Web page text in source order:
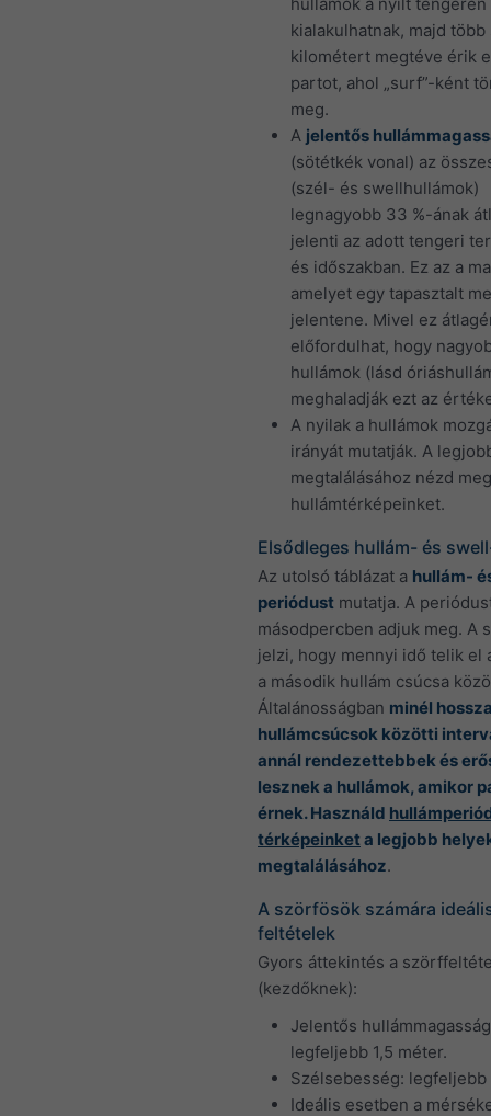
kialakulhatnak, majd több
kilométert megtéve érik
partot, ahol „surf”-ként
meg.
A jelentős
(sötétkék vonal) az
(szél- és swellhullámok)
legnagyobb 33 %-ának
jelenti az adott tengeri
és időszakban. Ez az a
amelyet egy tapasztalt
jelentene. Mivel ez
előfordulhat, hogy
hullámok (lásd
meghaladják ezt az
A nyilak a hullámok
irányát mutatják. A
megtalálásához nézd meg
hullámtérképeinket.
Elsődleges hullám- és
Az utolsó táblázat a hullám-
periódust mutatja. A
másodpercben adjuk meg. A
jelzi, hogy mennyi idő telik el
a második hullám csúcsa
Általánosságban minél
hullámcsúcsok közötti
annál rendezettebbek és
lesznek a hullámok, amikor
érnek. Használd
térképeinket a legjobb
megtalálásához.
A szörfösök számára
feltételek
Gyors áttekintés a
(kezdőknek):
Jelentős
legfeljebb 1,5 méter.
Szélsebesség:
Ideális esetben a